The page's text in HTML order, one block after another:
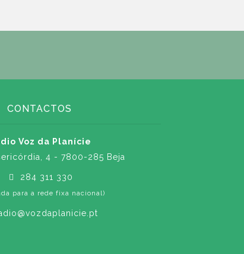
CONTACTOS
Voz da Planície
4 - 7800-285 Beja
284 311 330
para a rede fixa nacional)